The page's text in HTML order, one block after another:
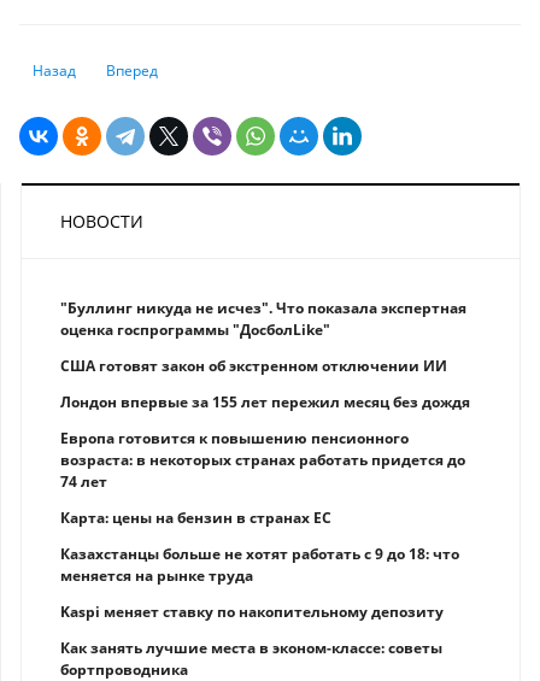
Предыдущий: Новая исламская платёжная карта появилась в
Назад Следующий: Более 142 миллионов кибератак было
Вперед
НОВОСТИ
"Буллинг никуда не исчез". Что показала экспертная
оценка госпрограммы "ДосболLike"
США готовят закон об экстренном отключении ИИ
Лондон впервые за 155 лет пережил месяц без дождя
Европа готовится к повышению пенсионного
возраста: в некоторых странах работать придется до
74 лет
Карта: цены на бензин в странах ЕС
Казахстанцы больше не хотят работать с 9 до 18: что
меняется на рынке труда
Kaspi меняет ставку по накопительному депозиту
Как занять лучшие места в эконом-классе: советы
бортпроводника